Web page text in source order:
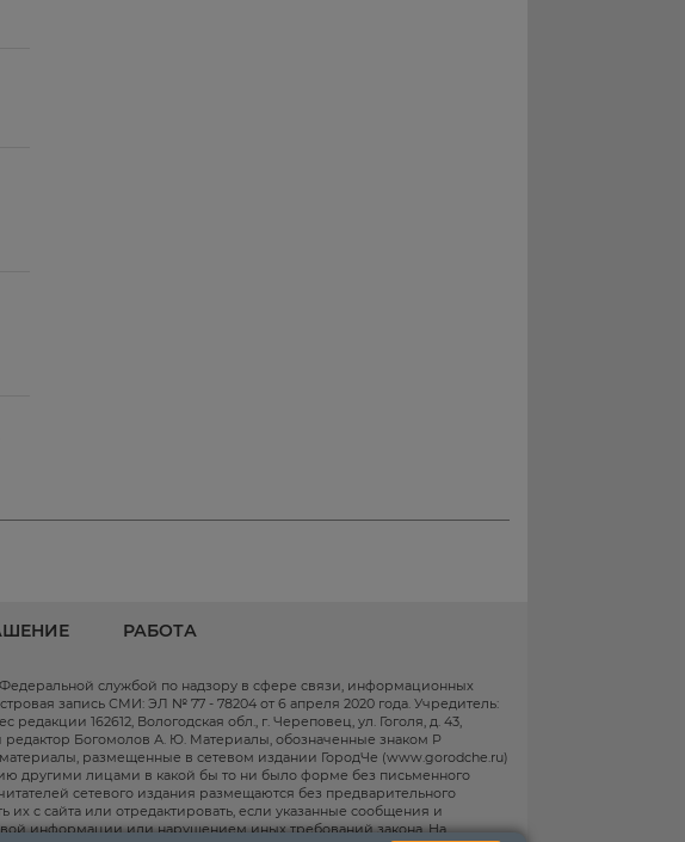
РАБОТА
службой по надзору в сфере связи, информационных
запись СМИ: ЭЛ № 77 - 78204 от 6 апреля 2020 года. Учредитель:
162612, Вологодская обл., г. Череповец, ул. Гоголя, д. 43,
редактор Богомолов А. Ю. Материалы, обозначенные знаком Р
размещенные в сетевом издании ГородЧе (www.gorodche.ru)
другими лицами в какой бы то ни было форме без письменного
сетевого издания размещаются без предварительного
их с сайта или отредактировать, если указанные сообщения и
информации или нарушением иных требований закона.На